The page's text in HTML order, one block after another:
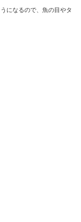
になるので、魚の目やタ